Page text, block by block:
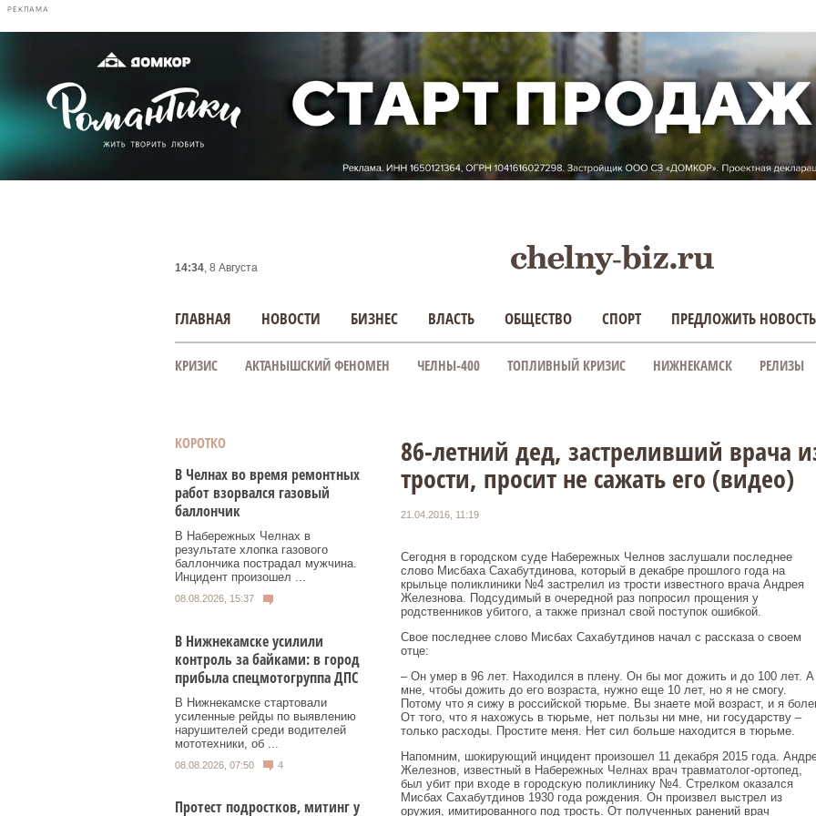
РЕКЛАМА
14:34, 8 Августа
ГЛАВНАЯ НОВОСТИ БИЗНЕС ВЛАСТЬ ОБЩЕСТВО СПОРТ ПРЕДЛОЖИТЬ НОВОСТЬ
КРИЗИС АКТАНЫШСКИЙ ФЕНОМЕН ЧЕЛНЫ-400 ТОПЛИВНЫЙ КРИЗИС НИЖНЕКАМСК РЕЛИЗЫ
КОРОТКО
В Челнах во время ремонтных
работ взорвался газовый
баллончик
В Набережных Челнах в
результате хлопка газового
баллончика пострадал мужчина.
Инцидент произошел ...
08.08.2026, 15:37
В Нижнекамске усилили
контроль за байками: в город
прибыла спецмотогруппа ДПС
В Нижнекамске стартовали
усиленные рейды по выявлению
нарушителей среди водителей
мототехники, об ...
08.08.2026, 07:50 4
Протест подростков, митинг у
86-летний дед, застреливший врача
трости, просит не сажать его (видео)
21.04.2016, 11:19
Сегодня в городском суде Набережных Челнов заслушали последнее
слово Мисбаха Сахабутдинова, который в декабре прошлого года на
крыльце поликлиники №4 застрелил из трости известного врача Андрея
Железнова. Подсудимый в очередной раз попросил прощения у
родственников убитого, а также признал свой поступок ошибкой.
Свое последнее слово Мисбах Сахабутдинов начал с рассказа о своем
отце:
– Он умер в 96 лет. Находился в плену. Он бы мог дожить и до 100 лет. А
мне, чтобы дожить до его возраста, нужно еще 10 лет, но я не смогу.
Потому что я сижу в российской тюрьме. Вы знаете мой возраст, и я
От того, что я нахожусь в тюрьме, нет пользы ни мне, ни государству –
только расходы. Простите меня. Нет сил больше находится в тюрьме.
Напомним, шокирующий инцидент произошел 11 декабря 2015 года.
Железнов, известный в Набережных Челнах врач травматолог-ортопед,
был убит при входе в городскую поликлинику №4. Стрелком оказался
Мисбах Сахабутдинов 1930 года рождения. Он произвел выстрел из
оружия, имитированного под трость. От полученных ранений врач